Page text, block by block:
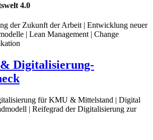
4.0
der Zukunft der Arbeit | Entwicklung neuer
| Lean Management | Change
Digitalisierung-
für KMU & Mittelstand | Digital
| Reifegrad der Digitalisierung zur